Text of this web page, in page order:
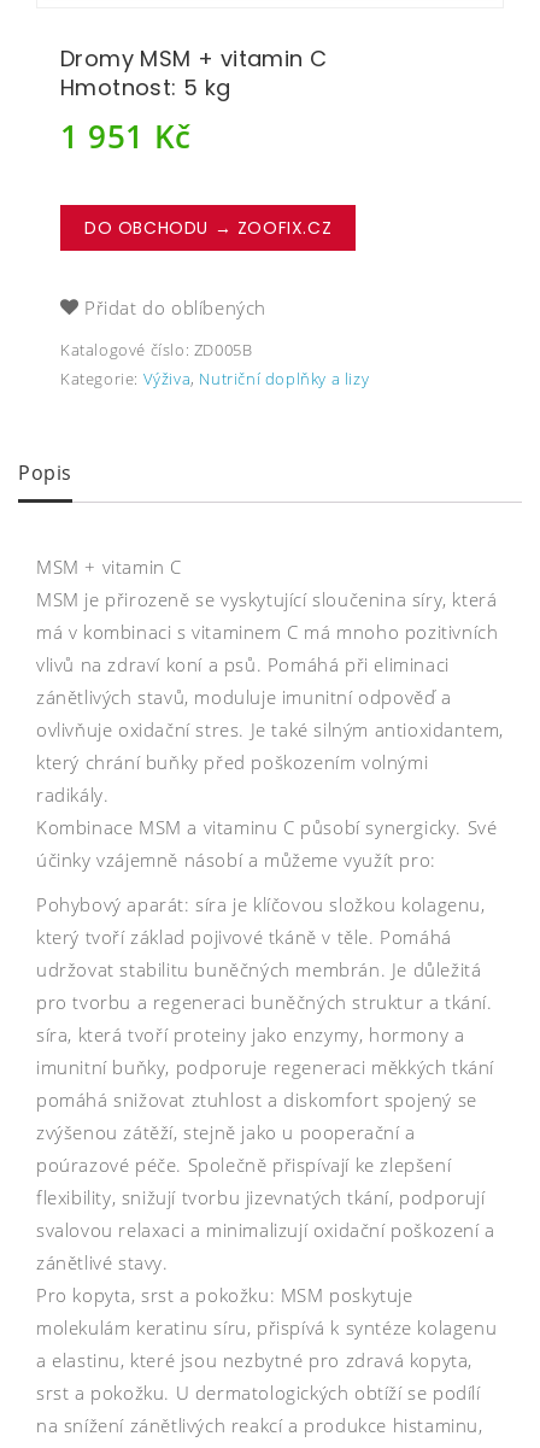
Dromy MSM + vitamin C
Hmotnost: 5 kg
1 951 Kč
DO OBCHODU → ZOOFIX.CZ
Přidat do oblíbených
Katalogové číslo: ZD005B
Kategorie: Výživa, Nutriční doplňky a lizy
Popis
MSM + vitamin C
MSM je přirozeně se vyskytující sloučenina síry, která
má v kombinaci s vitaminem C má mnoho pozitivních
vlivů na zdraví koní a psů. Pomáhá při eliminaci
zánětlivých stavů, moduluje imunitní odpověď a
ovlivňuje oxidační stres. Je také silným antioxidantem,
který chrání buňky před poškozením volnými
radikály.
Kombinace MSM a vitaminu C působí synergicky. Své
účinky vzájemně násobí a můžeme využít pro:
Pohybový aparát: síra je klíčovou složkou kolagenu,
který tvoří základ pojivové tkáně v těle. Pomáhá
udržovat stabilitu buněčných membrán. Je důležitá
pro tvorbu a regeneraci buněčných struktur a tkání.
síra, která tvoří proteiny jako enzymy, hormony a
imunitní buňky, podporuje regeneraci měkkých tkání
pomáhá snižovat ztuhlost a diskomfort spojený se
zvýšenou zátěží, stejně jako u pooperační a
poúrazové péče. Společně přispívají ke zlepšení
flexibility, snižují tvorbu jizevnatých tkání, podporují
svalovou relaxaci a minimalizují oxidační poškození a
zánětlivé stavy.
Pro kopyta, srst a pokožku: MSM poskytuje
molekulám keratinu síru, přispívá k syntéze kolagenu
a elastinu, které jsou nezbytné pro zdravá kopyta,
srst a pokožku. U dermatologických obtíží se podílí
na snížení zánětlivých reakcí a produkce histaminu,